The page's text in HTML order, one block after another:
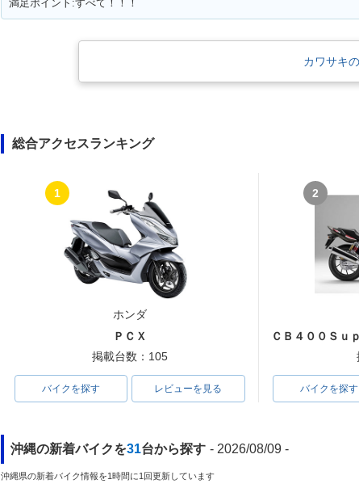
満足ポイント:すべて！！！
カワサキ
総合アクセスランキング
1
ホンダ
ＰＣＸ
掲載台数：105
バイクを探す レビューを見る
2
バイクを探す
沖縄の新着バイクを31台から探す - 2026/08/09 -
沖縄県の新着バイク情報を1時間に1回更新しています